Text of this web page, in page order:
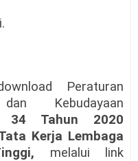
Peraturan
Kebudayaan
34 Tahun 2020
Kerja Lembaga
melalui link